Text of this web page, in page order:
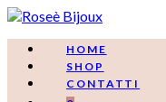
Salta
contenutoHOME
SHOP
CONTATTI